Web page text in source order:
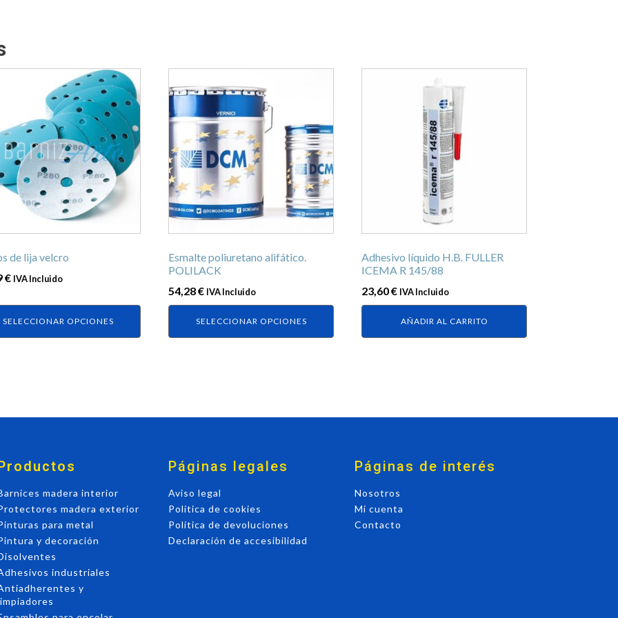
de lija velcro
€ IVA Incluido
SELECCIONAR OPCIONES
Esmalte poliuretano alifático.
POLILACK
54,28€ IVA Incluido
SELECCIONAR OPCIONES
producto
tiene
múltiples
variantes.
Las
opciones
se
pueden
elegir
la
producto
Adhesivo líquido H.B. FULLER
ICEMA R 145/88
23,60€ IVA Incluido
AÑADIR AL CARRITO
madera interior
madera exterior
para metal
y decoración
industriales
y
Páginas legales
Aviso legal
Política de cookies
Política de devoluciones
Declaración de accesibilidad
Páginas de interés
Nosotros
Mi cuenta
Contacto